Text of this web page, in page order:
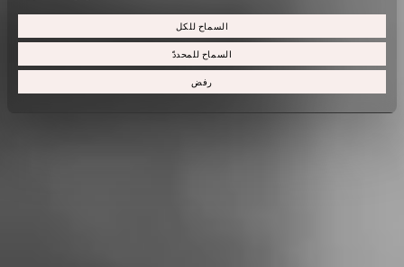
السماح للكل
السماح للمحددّ
رفض